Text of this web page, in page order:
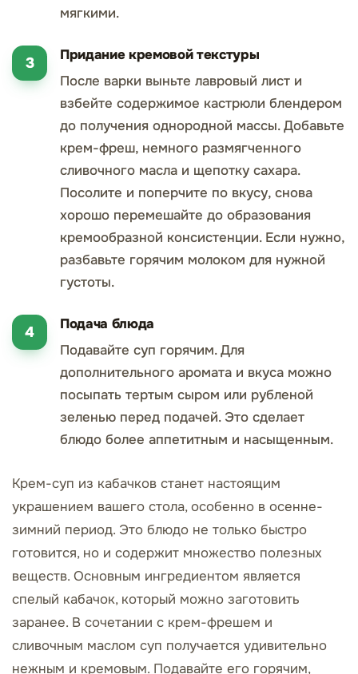
мягкими.
Придание кремовой текстуры
После варки выньте лавровый лист и
взбейте содержимое кастрюли блендером
до получения однородной массы. Добавьте
крем-фреш, немного размягченного
сливочного масла и щепотку сахара.
Посолите и поперчите по вкусу, снова
хорошо перемешайте до образования
кремообразной консистенции. Если нужно,
разбавьте горячим молоком для нужной
густоты.
Подача блюда
Подавайте суп горячим. Для
дополнительного аромата и вкуса можно
посыпать тертым сыром или рубленой
зеленью перед подачей. Это сделает
блюдо более аппетитным и насыщенным.
Крем-суп из кабачков станет настоящим
украшением вашего стола, особенно в осенне-
зимний период. Это блюдо не только быстро
готовится, но и содержит множество полезных
веществ. Основным ингредиентом является
спелый кабачок, который можно заготовить
заранее. В сочетании с крем-фрешем и
сливочным маслом суп получается удивительно
нежным и кремовым. Подавайте его горячим,